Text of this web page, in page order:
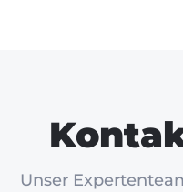
Unser